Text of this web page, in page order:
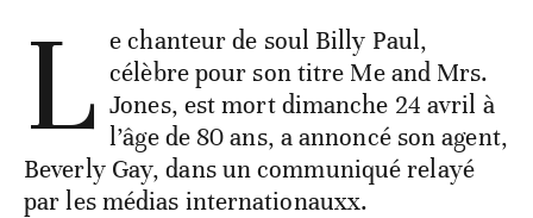
L e chanteur de soul Billy Paul,
célèbre pour son titre Me and Mrs.
Jones, est mort dimanche 24 avril à
l’âge de 80 ans, a annoncé son agent,
Beverly Gay, dans un communiqué relayé
par les médias internationauxx.